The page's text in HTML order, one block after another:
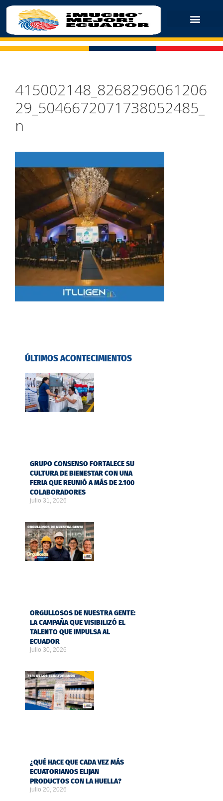
415002148_8268296061206
29_5046672071738052485_
n
ÚLTIMOS ACONTECIMIENTOS
GRUPO CONSENSO FORTALECE SU
CULTURA DE BIENESTAR CON UNA
FERIA QUE REUNIÓ A MÁS DE 2.100
COLABORADORES
julio 31, 2026
ORGULLOSOS DE NUESTRA GENTE:
LA CAMPAÑA QUE VISIBILIZÓ EL
TALENTO QUE IMPULSA AL
ECUADOR
julio 30, 2026
¿QUÉ HACE QUE CADA VEZ MÁS
ECUATORIANOS ELIJAN
PRODUCTOS CON LA HUELLA?
julio 20, 2026